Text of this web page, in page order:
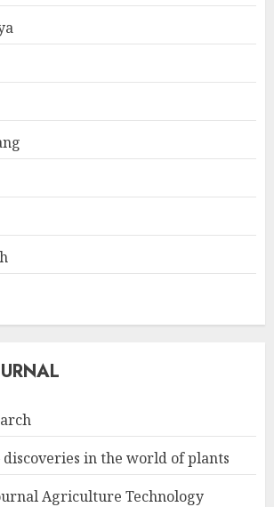
discoveries in the world of plants
Agriculture Technology